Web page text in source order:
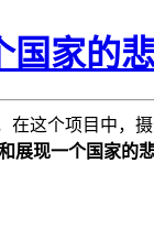
国家的
在这个项目中
展现一个国家的悲